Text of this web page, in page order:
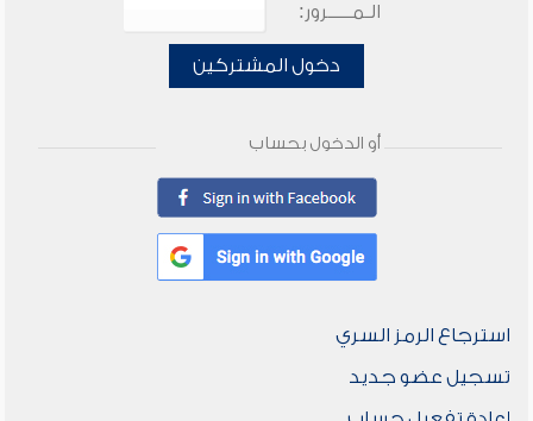
الـمـــــرور:
دخول المشتركين
أو الدخول بحساب
استرجاع الرمز السري
تسجيل عضو جديد